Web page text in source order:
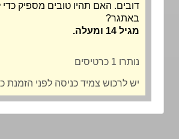
דובים. האם תהיו טובים מספיק כדי לעמוד
באתגר?
יש לרכוש צמיד כניסה לפני הזמנת כרטיסים